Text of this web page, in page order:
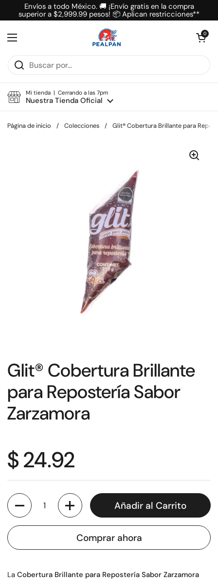
Ir al contenido
Envíos a todo México. 🚚 ¡Envío gratis en la compra
superior a $2,999.99 pesos! 📦 Aplican restricciones**
Abrir menú
Abrir carrito
0
Mi tienda | Cerrando a las 7pm
Nuestra Tienda Oficial
Página de inicio / Colecciones / Glit® Cobertura Brillante para
Glit® Cobertura Brillante
para Repostería Sabor
Zarzamora
$ 24.92
Cantidad
Añadir al Carrito
Comprar ahora
La Cobertura Brillante para Repostería Sabor Zarzamora